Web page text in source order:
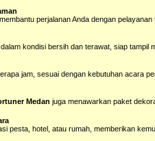
perjalanan Anda dengan
kondisi bersih dan terawat, siap tampil
jam, sesuai dengan kebutuhan acara
Medan juga menawarkan paket
pesta, hotel, atau rumah, memberikan